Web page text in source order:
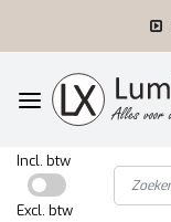
Incl. btw
Excl. btw